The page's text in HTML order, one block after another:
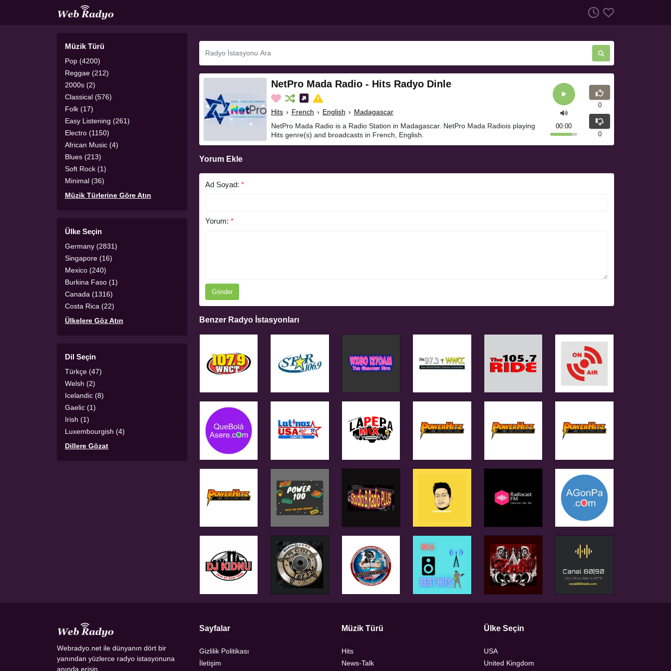
Müzik Türü
Pop (4200)
Reggae (212)
2000s (2)
Classical (576)
Folk (17)
Easy Listening (261)
Electro (1150)
African Music (4)
Blues (213)
Soft Rock (1)
Minimal (36)
Müzik Türlerine Göre Atın
Ülke Seçin
Germany (2831)
Singapore (16)
Mexico (240)
Burkina Faso (1)
Canada (1316)
Costa Rica (22)
Ülkelere Göz Atın
Dil Seçin
Türkçe (47)
Welsh (2)
Icelandic (8)
Gaelic (1)
Irish (1)
Luxembourgish (4)
Dillere Gözat
NetPro Mada Radio - Hits Radyo Dinle
Hits › French › English › Madagascar
NetPro Mada Radio is a Radio Station in Madagascar. NetPro Mada Radiois playing
Hits genre(s) and broadcasts in French, English.
00:00
0
0
Yorum Ekle
Ad Soyad: *
Yorum: *
Gönder
Benzer Radyo İstasyonları
Webradyo.net ile dünyanın dört bir
yanından yüzlerce radyo istasyonuna
anında erişin.
Sayfalar
Gizlilik Politikası
İletişim
Müzik Türü
Hits
News-Talk
Ülke Seçin
USA
United Kingdom